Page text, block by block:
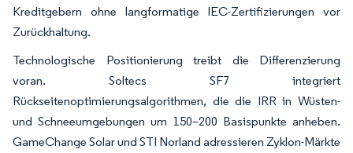
Kreditgebern ohne langformatige IEC-Zertifizierungen vor
Zurückhaltung.
Technologische Positionierung treibt die Differenzierung
voran. Soltecs SF7 integriert
Rückseitenoptimierungsalgorithmen, die die IRR in Wüsten-
und Schneeumgebungen um 150–200 Basispunkte anheben.
GameChange Solar und STI Norland adressieren Zyklon-Märkte